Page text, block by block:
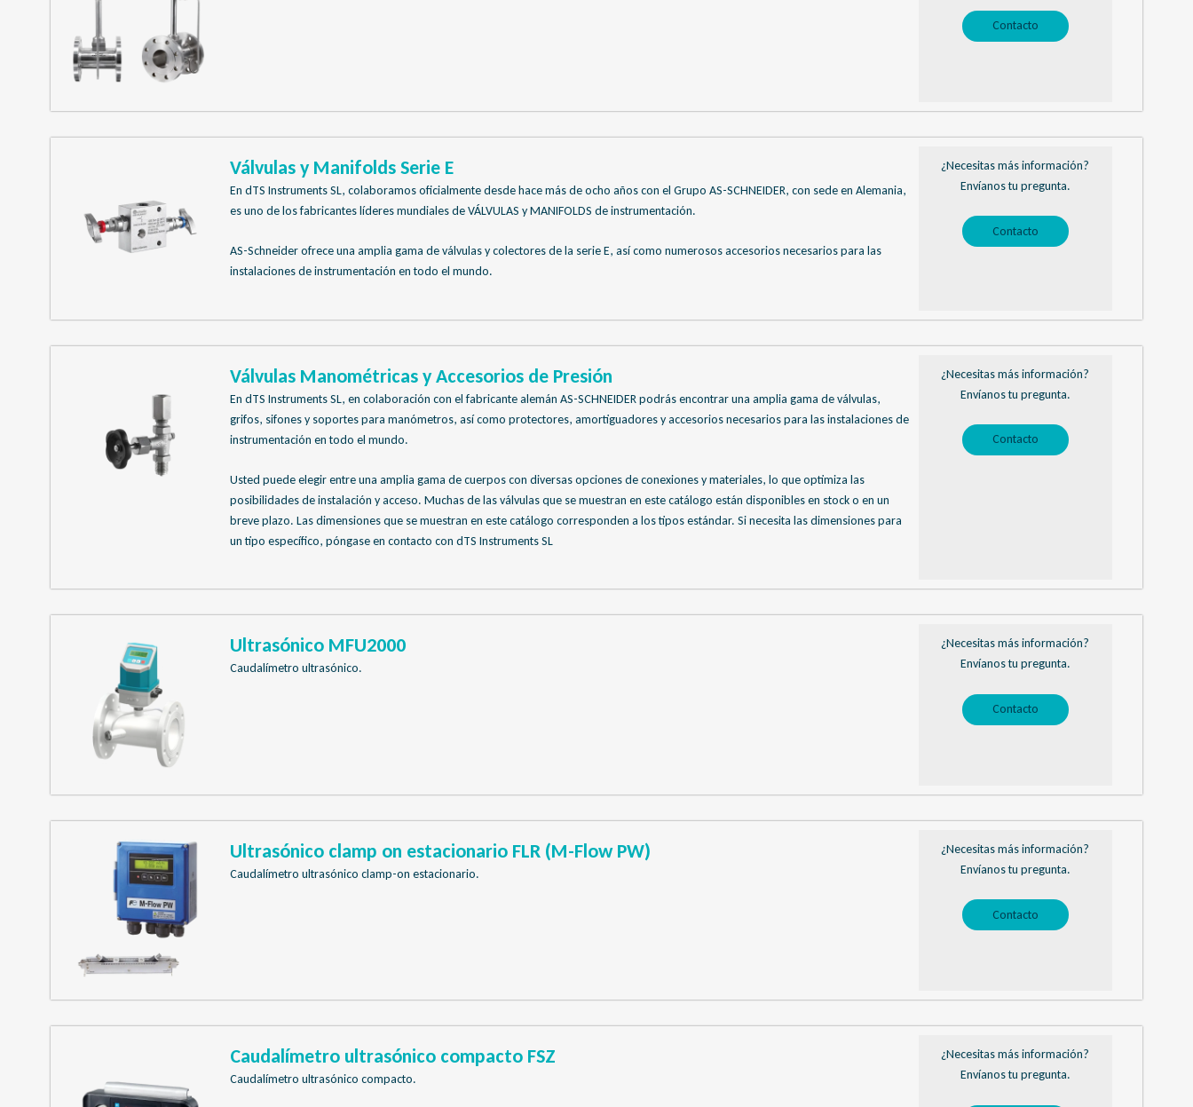
Contacto
Válvulas y Manifolds Serie E
En dTS Instruments SL, colaboramos oficialmente desde hace más de ocho años con el Grupo AS-SCHNEIDER, con sede en Alemania,
es uno de los fabricantes líderes mundiales de VÁLVULAS y MANIFOLDS de instrumentación.
AS-Schneider ofrece una amplia gama de válvulas y colectores de la serie E, así como numerosos accesorios necesarios para las
instalaciones de instrumentación en todo el mundo.
¿Necesitas más información?
Envíanos tu pregunta.
Contacto
Válvulas Manométricas y Accesorios de Presión
En dTS Instruments SL, en colaboración con el fabricante alemán AS-SCHNEIDER podrás encontrar una amplia gama de válvulas,
grifos, sifones y soportes para manómetros, así como protectores, amortiguadores y accesorios necesarios para las instalaciones de
instrumentación en todo el mundo.
Usted puede elegir entre una amplia gama de cuerpos con diversas opciones de conexiones y materiales, lo que optimiza las
posibilidades de instalación y acceso. Muchas de las válvulas que se muestran en este catálogo están disponibles en stock o en un
breve plazo. Las dimensiones que se muestran en este catálogo corresponden a los tipos estándar. Si necesita las dimensiones para
un tipo específico, póngase en contacto con dTS Instruments SL
¿Necesitas más información?
Envíanos tu pregunta.
Contacto
Ultrasónico MFU2000
Caudalímetro ultrasónico.
¿Necesitas más información?
Envíanos tu pregunta.
Contacto
Ultrasónico clamp on estacionario FLR (M-Flow PW)
Caudalímetro ultrasónico clamp-on estacionario.
¿Necesitas más información?
Envíanos tu pregunta.
Contacto
Caudalímetro ultrasónico compacto FSZ
Caudalímetro ultrasónico compacto.
¿Necesitas más información?
Envíanos tu pregunta.